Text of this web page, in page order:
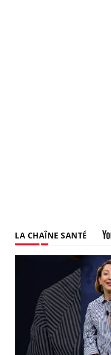
LA CHAÎNE SANTÉ